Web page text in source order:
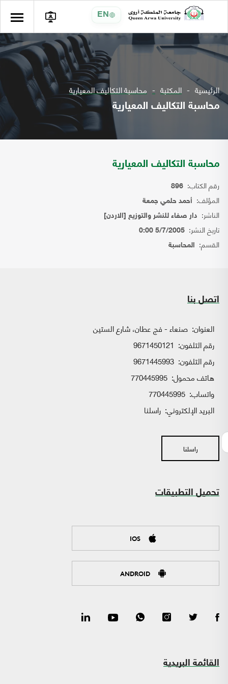
EN
الرئيسية المكتبة محاسبة التكاليف المعيارية
محاسبة التكاليف المعيارية
محاسبة التكاليف المعيارية
رقم الكتاب: 896
المؤلف: أحمد حلمي جمعة
الناشر: دار صفاء للنشر والتوزيع [الاردن]
تاريخ النشر: 5/7/2005 0:00
القسم: المحاسبة
اتصل بنا
العنوان: صنعاء - فج عطان، شارع الستين
رقم التلفون: 9671450121
رقم التلفون: 9671445993
هاتف محمول: 770445995
واتساب:
البريد الإلكتروني: راسلنا
راسلنا
تحميل التطبيقات
IOS
ANDROID
القائمة البريدية